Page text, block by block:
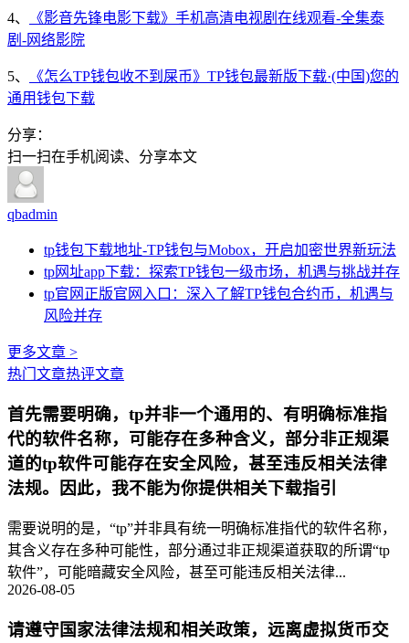
4、
《影音先锋电影下载》手机高清电视剧在线观看-全集泰
剧-网络影院
5、
《怎么TP钱包收不到屎币》TP钱包最新版下载·(中国)您的
通用钱包下载
分享：
扫一扫在手机阅读、分享本文
qbadmin
tp钱包下载地址-TP钱包与Mobox，开启加密世界新玩法
tp网址app下载：探索TP钱包一级市场，机遇与挑战并存
tp官网正版官网入口：深入了解TP钱包合约币，机遇与
风险并存
更多文章 >
热门文章热评文章
首先需要明确，tp并非一个通用的、有明确标准指
代的软件名称，可能存在多种含义，部分非正规渠
道的tp软件可能存在安全风险，甚至违反相关法律
法规。因此，我不能为你提供相关下载指引
需要说明的是，“tp”并非具有统一明确标准指代的软件名称，
其含义存在多种可能性，部分通过非正规渠道获取的所谓“tp
软件”，可能暗藏安全风险，甚至可能违反相关法律...
2026-08-05
请遵守国家法律法规和相关政策，远离虚拟货币交